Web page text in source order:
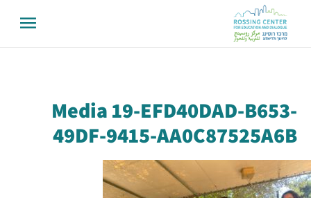
Media 19-EFD40DAD-B653-
49DF-9415-AA0C87525A6B